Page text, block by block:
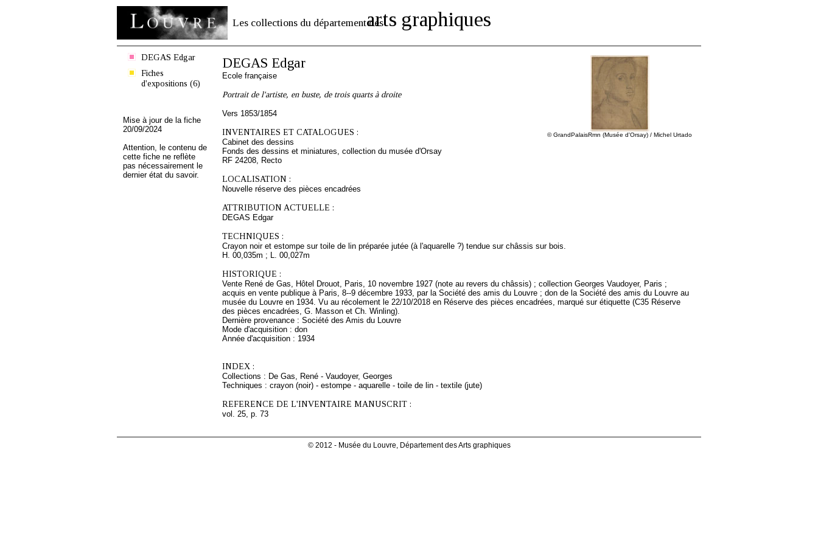
Les collections du département desarts graphiques
DEGAS Edgar
Fiches
d'expositions (6)
Mise à jour de la fiche
20/09/2024
Attention, le contenu de
cette fiche ne reflète
pas nécessairement le
dernier état du savoir.
© GrandPalaisRmn (Musée d'Orsay) / Michel Urtado
DEGAS Edgar
Ecole française
Portrait de l'artiste, en buste, de trois quarts à droite
Vers 1853/1854
INVENTAIRES ET CATALOGUES :
Cabinet des dessins
Fonds des dessins et miniatures, collection du musée d'Orsay
RF 24208, Recto
LOCALISATION :
Nouvelle réserve des pièces encadrées
ATTRIBUTION ACTUELLE :
DEGAS Edgar
TECHNIQUES :
Crayon noir et estompe sur toile de lin préparée jutée (à l'aquarelle ?) tendue sur châssis sur bois.
H. 00,035m ; L. 00,027m
HISTORIQUE :
Vente René de Gas, Hôtel Drouot, Paris, 10 novembre 1927 (note au revers du châssis) ; collection Georges Vaudoyer, Paris ;
acquis en vente publique à Paris, 8--9 décembre 1933, par la Société des amis du Louvre ; don de la Société des amis du Louvre au
musée du Louvre en 1934. Vu au récolement le 22/10/2018 en Réserve des pièces encadrées, marqué sur étiquette (C35 Réserve
des pièces encadrées, G. Masson et Ch. Winling).
Dernière provenance : Société des Amis du Louvre
Mode d'acquisition : don
Année d'acquisition : 1934
INDEX :
Collections : De Gas, René - Vaudoyer, Georges
Techniques : crayon (noir) - estompe - aquarelle - toile de lin - textile (jute)
REFERENCE DE L'INVENTAIRE MANUSCRIT :
vol. 25, p. 73
© 2012 - Musée du Louvre, Département des Arts graphiques